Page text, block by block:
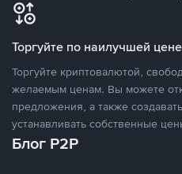
Торгуйте по наилучшей цене
Торгуйте криптовалютой,
желаемым ценам. Вы можете
предложения, а также
устанавливать собственные
Блог P2P